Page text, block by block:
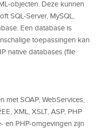
objecten. Deze kunnen
SQL-Server, MySQL,
Een database is
toepassingen kan
native databases (file
SOAP, WebServices,
XML, XSLT, ASP, PHP
en PHP-omgevingen zijn